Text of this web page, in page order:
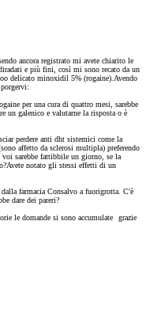
ancora registrato mi avete chiarito le
e più fini, così mi sono recato da un
delicato minoxidil 5% (rogaine).Avendo
per una cura di quattro mesi, sarebbe
un galenico e valutarne la risposta o è
perdere anti dht sistemici come la
affetto da sclerosi multipla) preferendo
voi sarebbe fattibbile un giorno, se la
notato gli stessi effetti di un
farmacia Consalvo a fuorigrotta. C'è
dare dei pareri?
le domande si sono accumulate
grazie